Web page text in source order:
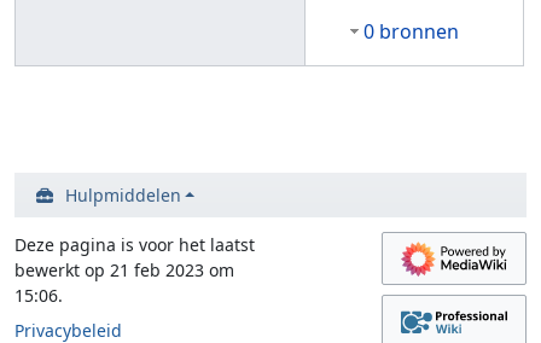
0 bronnen
Hulpmiddelen
Deze pagina is voor het laatst
bewerkt op 21 feb 2023 om
15:06.
Privacybeleid